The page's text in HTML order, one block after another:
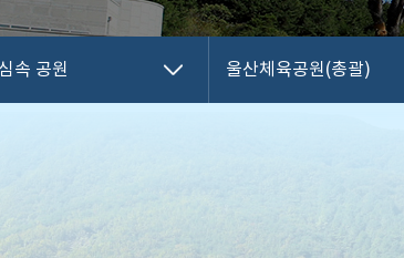
속 공원 울산체육공원(총괄)